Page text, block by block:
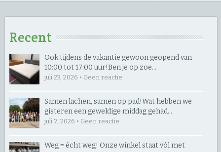
Recent
Ook tijdens de vakantie gewoon geopend van
10:00 tot 17:00 uur! ​Ben je op zoe…
juli 23, 2026 • Geen reactie
Samen lachen, samen op pad! ​Wat hebben we
gisteren een geweldige middag gehad…
juli 7, 2026 • Geen reactie
Weg = écht weg! Onze winkel staat vól met